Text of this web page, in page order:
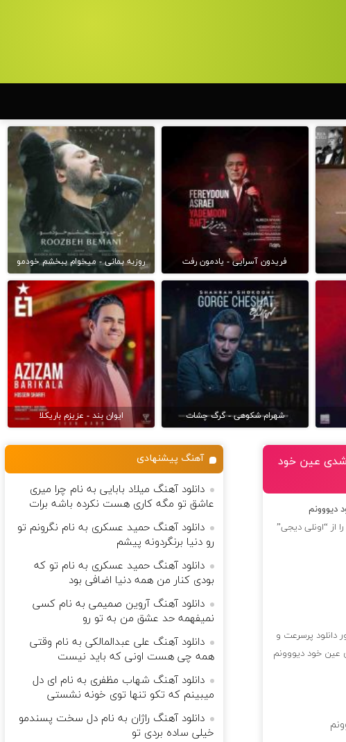
فریدون آسرایی - یادمون رفت روزبه بمانی - میخوام ببخشم خودمو
شهرام شکوهی - گرگ چشات ایوان بند - عزیزم باریکلا
شدی عین خود
دیووونم
را از “اونلی دیجی”
دانلود پرسرعت و
عین خود دیووونم
آهنگ پیشنهادی
دانلود آهنگ میلاد بابایی به نام ﭼﺮا ﻣﻴﺮی
ﻋﺎﺷﻖ ﺗﻮ ﻣﮕﻪ ﻛﺎری ﻫﺴﺖ ﻧﻜﺮده ﺑﺎﺷﻪ ﺑﺮات
دانلود آهنگ حمید عسکری به نام نگرونم تو
رو دنیا برنگردونه پیشم
دانلود آهنگ حمید عسکری به نام تو که
بودی کنار من همه دنیا اضافی بود
دانلود آهنگ آروین صمیمی به نام کسی
نمیفهمه حد عشق من به تو رو
دانلود آهنگ علی عبدالمالکی به نام وقتی
همه چی هست اونی که باید نیست
دانلود آهنگ شهاب مظفری به نام ای دل
میبینم که تکو تنها توی خونه نشستی
دانلود آهنگ راژان به نام دل سخت پسندمو
خیلی ساده بردی تو